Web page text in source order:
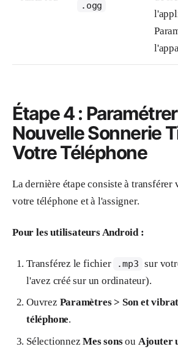
.ogg
Étape 4 :
Nouvelle Sonnerie
Votre Téléphone
La dernière étape consiste à
votre téléphone et à l'assigner.
Pour les utilisateurs Android :
Transférez le fichier .mp3 sur
l'avez créé sur un ordinateur).
Ouvrez Paramètres > Son et
téléphone.
SélectionnezMes sonsou Ajouter